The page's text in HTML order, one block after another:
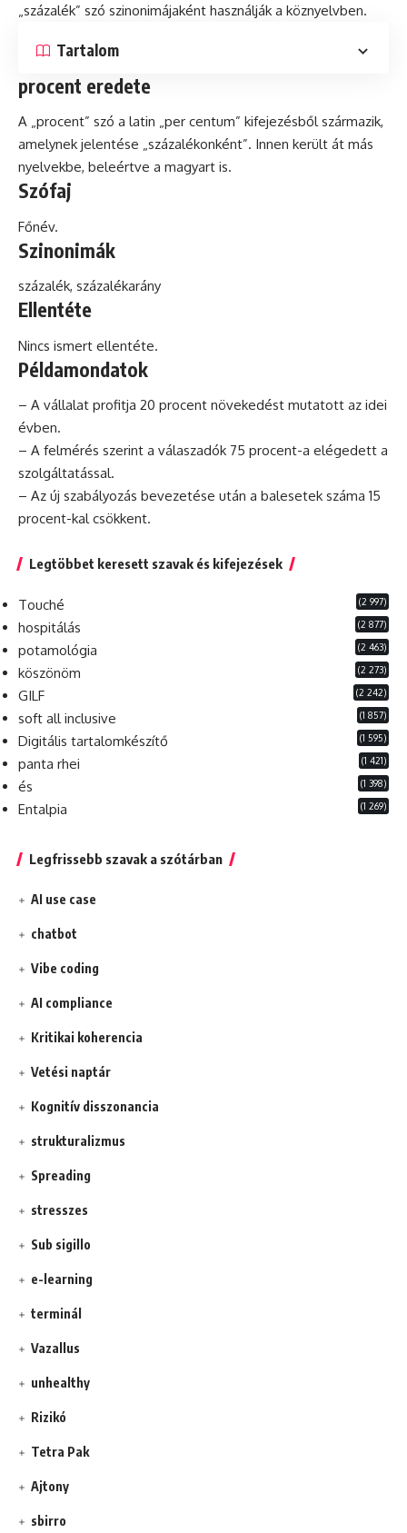
„százalék” szó szinonimájaként használják a köznyelvben.
Tartalom
procent eredete
A „procent” szó a latin „per centum” kifejezésből származik,
amelynek jelentése „százalékonként”. Innen került át más
nyelvekbe, beleértve a magyart is.
Szófaj
Főnév.
Szinonimák
százalék, százalékarány
Ellentéte
Nincs ismert ellentéte.
Példamondatok
– A vállalat profitja 20 procent növekedést mutatott az idei
évben.
– A felmérés szerint a válaszadók 75 procent-a elégedett a
szolgáltatással.
– Az új szabályozás bevezetése után a balesetek száma 15
procent-kal csökkent.
Legtöbbet keresett szavak és kifejezések
Touché (2 997)
hospitálás (2 877)
potamológia (2 463)
köszönöm (2 273)
GILF (2 242)
soft all inclusive (1 857)
Digitális tartalomkészítő (1 595)
panta rhei (1 421)
és (1 398)
Entalpia (1 269)
Legfrissebb szavak a szótárban
AI use case
chatbot
Vibe coding
AI compliance
Kritikai koherencia
Vetési naptár
Kognitív disszonancia
strukturalizmus
Spreading
stresszes
Sub sigillo
e-learning
terminál
Vazallus
unhealthy
Rizikó
Tetra Pak
Ajtony
sbirro